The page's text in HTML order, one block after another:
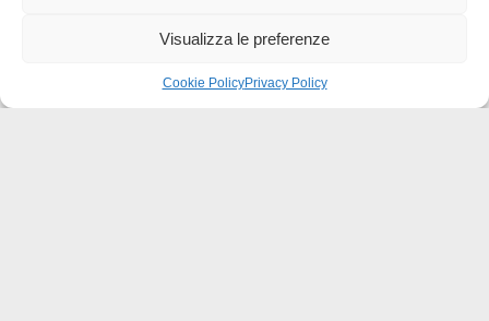
Visualizza le preferenze
Cookie PolicyPrivacy Policy